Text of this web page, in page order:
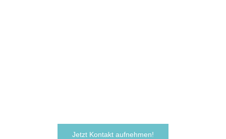
Jetzt Kontakt aufnehmen!